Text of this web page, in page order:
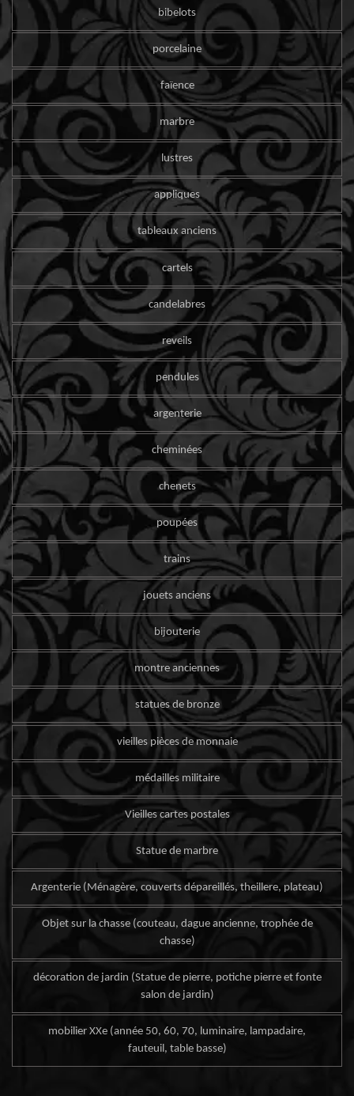
bibelots
porcelaine
faïence
marbre
lustres
appliques
tableaux anciens
cartels
candelabres
reveils
pendules
argenterie
cheminées
chenets
poupées
trains
jouets anciens
bijouterie
montre anciennes
statues de bronze
vieilles pièces de monnaie
médailles militaire
Vieilles cartes postales
Statue de marbre
Argenterie (Ménagère, couverts dépareillés, theillere, plateau)
Objet sur la chasse (couteau, dague ancienne, trophée de
chasse)
décoration de jardin (Statue de pierre, potiche pierre et fonte
salon de jardin)
mobilier XXe (année 50, 60, 70, luminaire, lampadaire,
fauteuil, table basse)